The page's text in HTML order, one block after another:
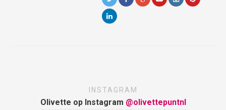
INSTAGRAM
Olivette op Instagram @olivettepuntnl